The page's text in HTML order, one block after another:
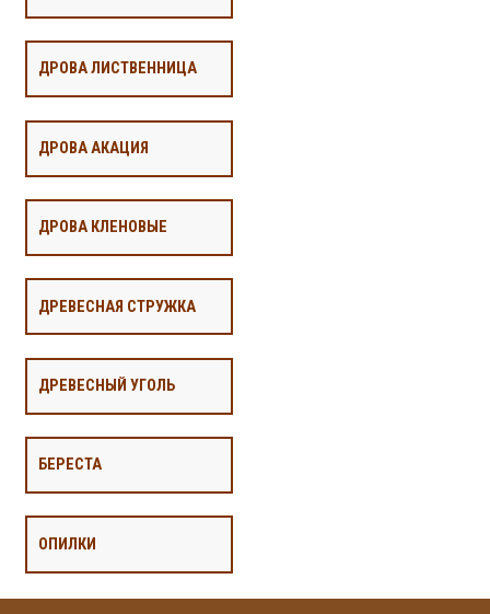
ДРОВА ЛИСТВЕННИЦА
ДРОВА АКАЦИЯ
ДРОВА КЛЕНОВЫЕ
ДРЕВЕСНАЯ СТРУЖКА
ДРЕВЕСНЫЙ УГОЛЬ
БЕРЕСТА
ОПИЛКИ